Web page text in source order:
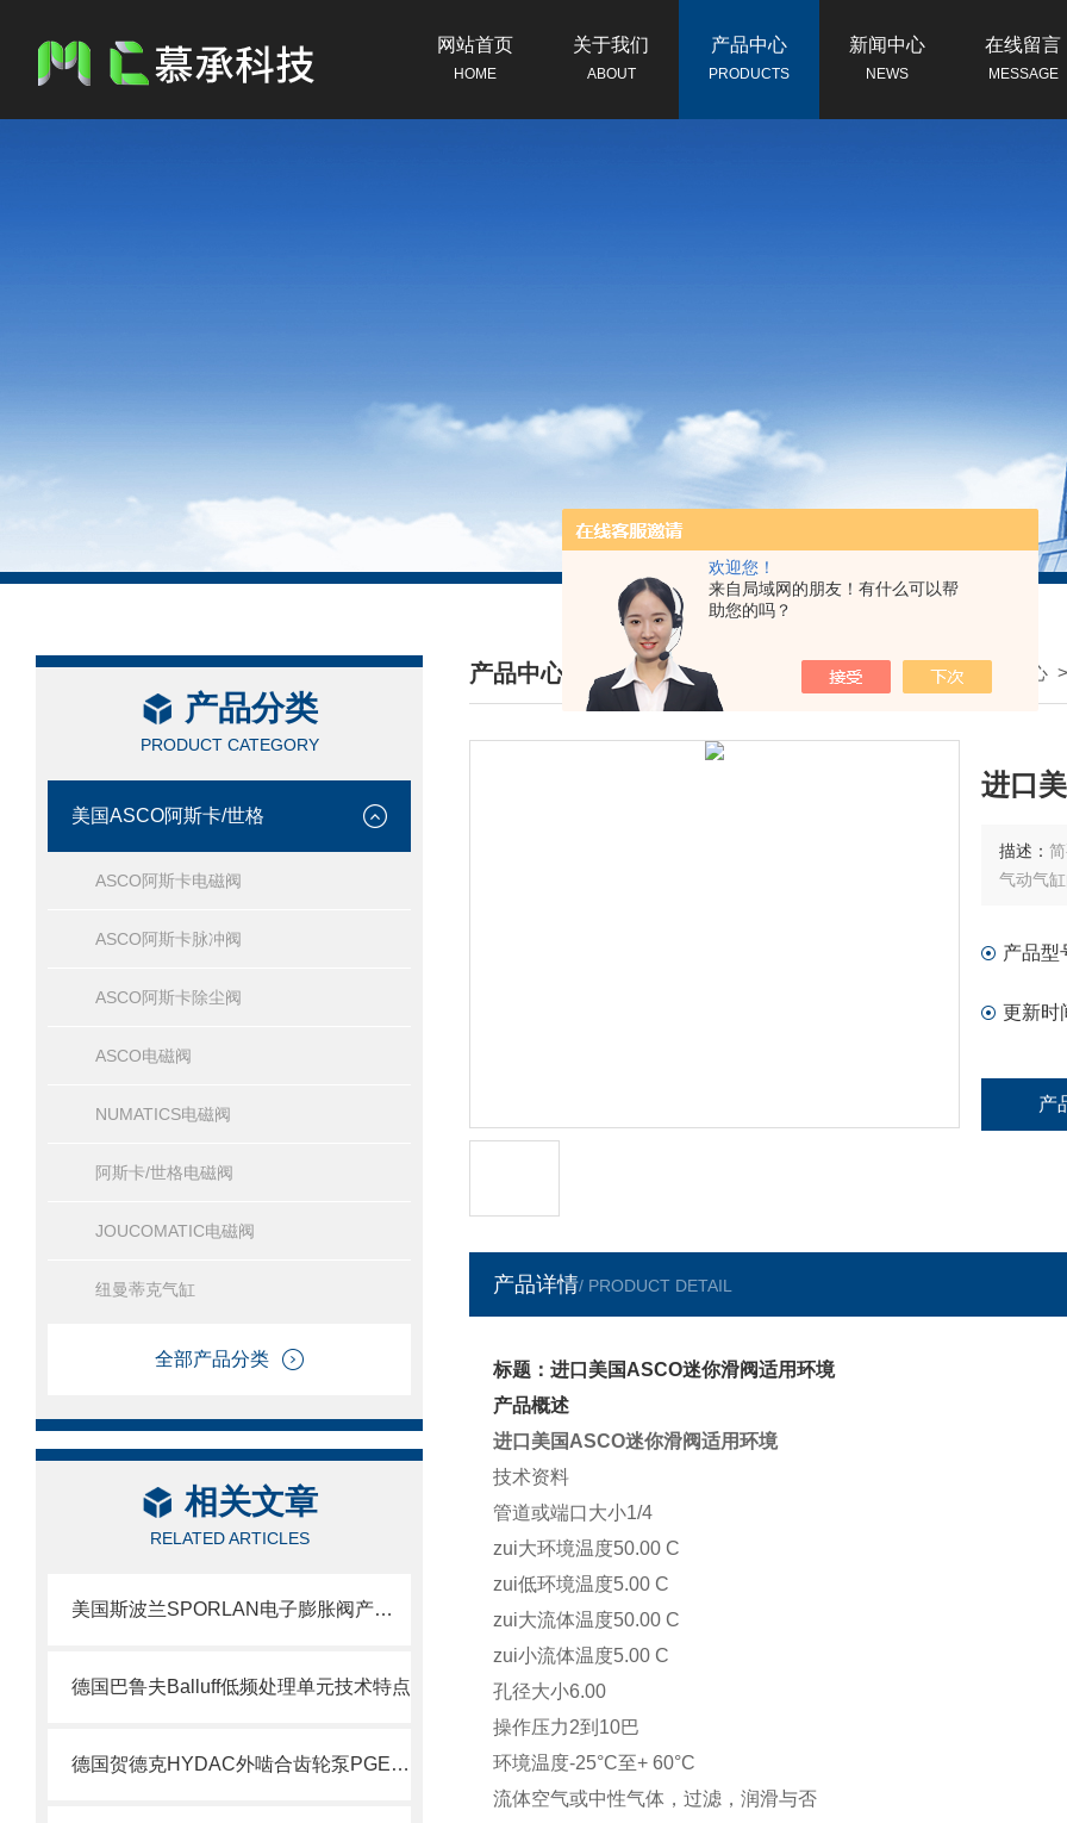
欢迎您！
来自局域网的朋友！有什么可以帮
助您的吗？
网站首页
HOME
关于我们
ABOUT
产品中心
PRODUCTS
新闻中心
NEWS
在线留言
MESSAGE
产品分类
PRODUCT CATEGORY
美国ASCO阿斯卡/世格
ASCO阿斯卡电磁阀
ASCO阿斯卡脉冲阀
ASCO阿斯卡除尘阀
ASCO电磁阀
NUMATICS电磁阀
阿斯卡/世格电磁阀
JOUCOMATIC电磁阀
纽曼蒂克气缸
全部产品分类
相关文章
RELATED ARTICLES
美国斯波兰SPORLAN电子膨胀阀产品特点
德国巴鲁夫Balluff低频处理单元技术特点
德国贺德克HYDAC外啮合齿轮泵PGE100系列科普
产品中心
/ PRODUCTS CENTER
我的位置： 首页> 产品中心
进口
描述：
气动气
产品型
更新时
产
产品详情/ PRODUCT DETAIL
标题：进口美国ASCO迷你滑阀适用环境
产品概述
进口美国ASCO迷你滑阀适用环境
技术资料
管道或端口大小1/4
zui大环境温度50.00 C
zui低环境温度5.00 C
zui大流体温度50.00 C
zui小流体温度5.00 C
孔径大小6.00
操作压力2到10巴
环境温度-25°C至+ 60°C
流体空气或中性气体，过滤，润滑与否